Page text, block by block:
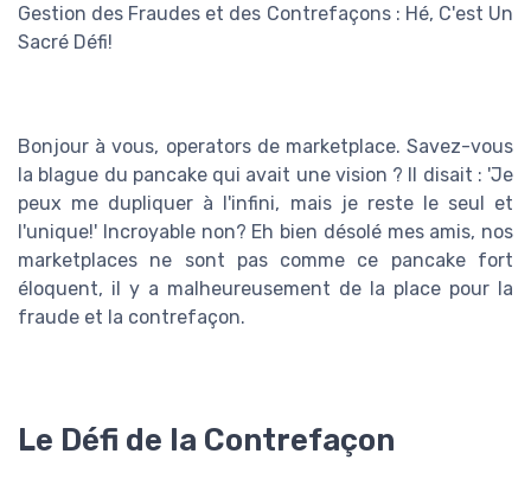
Gestion des Fraudes et des Contrefaçons : Hé, C'est Un
Sacré Défi!
Bonjour à vous, operators de marketplace. Savez-vous
la blague du pancake qui avait une vision ? Il disait : 'Je
peux me dupliquer à l'infini, mais je reste le seul et
l'unique!' Incroyable non? Eh bien désolé mes amis, nos
marketplaces ne sont pas comme ce pancake fort
éloquent, il y a malheureusement de la place pour la
fraude et la contrefaçon.
Le Défi de la Contrefaçon